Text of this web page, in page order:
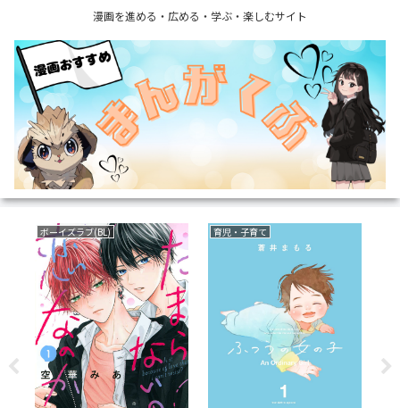
漫画を進める・広める・学ぶ・楽しむサイト
ボーイズラブ(BL) 育児・子育て